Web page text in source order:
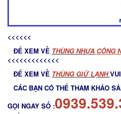
<<<<<<
ĐỂ XEM VỀ THÙNG NHỰA CÔNG
<<<<<<<<<<<<<
ĐỂ XEM VỀ THÙNG GIỮ LẠNH
CÁC BẠN CÓ THỂ THAM KHẢO
GỌI NGAY SỐ :